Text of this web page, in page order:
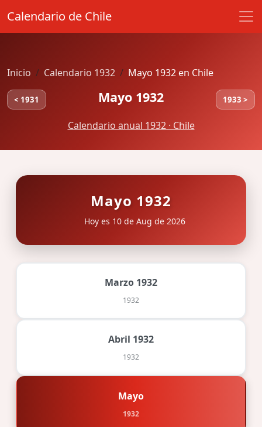
Calendario de Chile
Inicio Calendario 1932 Mayo 1932 en Chile
< 1931 Mayo 1932 1933 >
Calendario anual 1932 · Chile
Mayo 1932
Hoy es 10 de Aug de 2026
Marzo 1932
1932
Abril 1932
1932
Mayo
1932